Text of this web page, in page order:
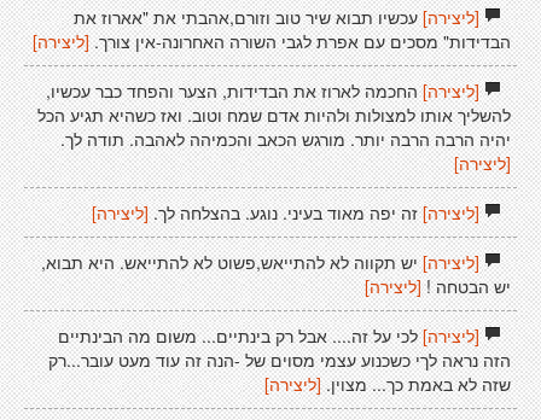
[ליצירה]עכשיו תבוא שיר טוב וזורם,אהבתי את "אארוז את
הבדידות" מסכים עם אפרת לגבי השורה האחרונה-אין צורך. [ליצירה]
[ליצירה]החכמה לארוז את הבדידות, הצער והפחד כבר עכשיו,
להשליך אותו למצולות ולהיות אדם שמח וטוב. ואז כשהיא תגיע הכל
יהיה הרבה הרבה יותר. מורגש הכאב והכמיהה לאהבה. תודה לך.
[ליצירה]
[ליצירה]זה יפה מאוד בעיני. נוגע. בהצלחה לך. [ליצירה]
[ליצירה]יש תקווה לא להתייאש,פשוט לא להתייאש. היא תבוא,
יש הבטחה ![ליצירה]
[ליצירה]לכי על זה.... אבל רק בינתיים... משום מה הבינתיים
הזה נראה לךי כשכנוע עצמי מסוים של -הנה זה עוד מעט עובר...רק
שזה לא באמת כך... מצוין. [ליצירה]